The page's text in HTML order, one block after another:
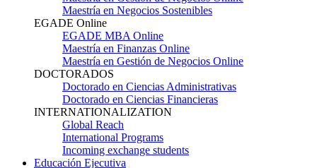
Maestría en Negocios Sostenibles
EGADE Online
EGADE MBA Online
Maestría en Finanzas Online
Maestría en Gestión de Negocios Online
DOCTORADOS
Doctorado en Ciencias Administrativas
Doctorado en Ciencias Financieras
INTERNATIONALIZATION
Global Reach
International Programs
Incoming exchange students
Educación Ejecutiva